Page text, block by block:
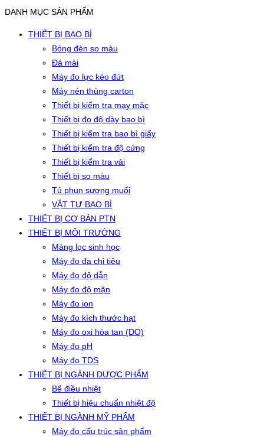
DANH MỤC SẢN PHẨM
THIẾT BỊ BAO BÌ
Bóng đèn so màu
Đá mài
Máy đo lực kéo đứt
Máy nén thùng carton
Thiết bị kiểm tra may mặc
Thiết bị đo độ dày bao bì
Thiết bị kiểm tra bao bì giấy
Thiết bị kiểm tra độ cứng
Thiết bị kiểm tra vải
Thiết bị so màu
Tủ phun sương muối
VẬT TƯ BAO BÌ
THIẾT BỊ CƠ BẢN PTN
THIẾT BỊ MÔI TRƯỜNG
Màng lọc sinh học
Máy đo đa chỉ tiêu
Máy đo độ dẫn
Máy đo độ mặn
Máy đo ion
Máy đo kích thước hạt
Máy đo oxi hòa tan (DO)
Máy đo pH
Máy đo TDS
THIẾT BỊ NGÀNH DƯỢC PHẨM
Bể điều nhiệt
Thiết bị hiệu chuẩn nhiệt độ
THIẾT BỊ NGÀNH MỸ PHẨM
Máy đo cấu trúc sản phẩm